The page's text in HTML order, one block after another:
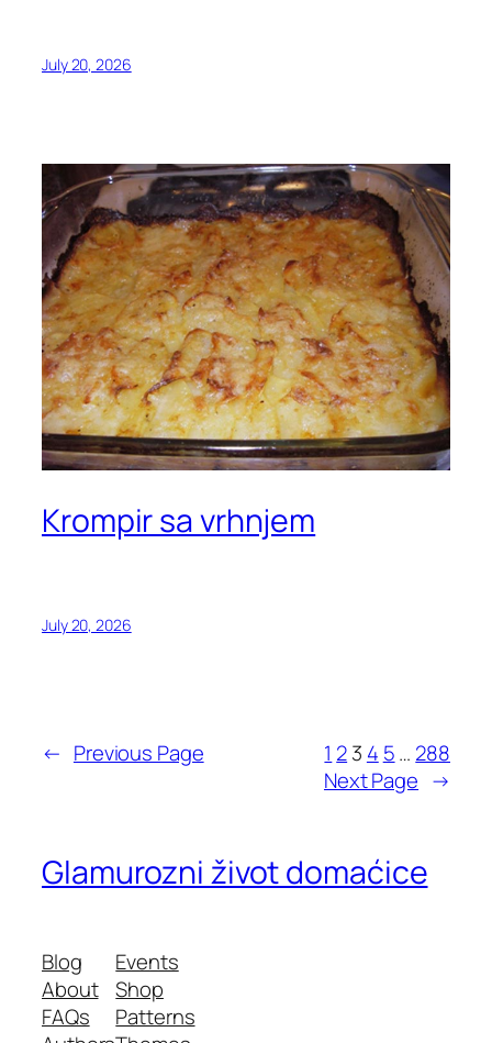
July 20, 2026
Krompir sa vrhnjem
July 20, 2026
← Previous Page 1 23 4 5… 288
Next Page →
Glamurozni život domaćice
Blog
About
FAQs
Events
Shop
Patterns